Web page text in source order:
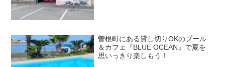
曽根町にある貸し切りOKのプール
＆カフェ『BLUE OCEAN』で夏を
思いっきり楽しもう！